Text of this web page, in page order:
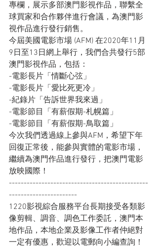
專欄，展示多部澳門影視作品，聯繫全
球買家和合作夥伴進行會議，為澳門影
視作品進行發行銷售。
今屆美國電影市場 (AFM) 在2020年11月
9日至13日網上舉行，我們合共發行5部
澳門影視作品，包括：
-電影長片「情斷心弦」
-電影長片「愛比死更冷」
-紀錄片「告訴世界我來過」
-電影節目「有薪假期-札幌篇」
-電影節目「有薪假期-鳥取篇」
今次我們透過線上參與AFM，希望下年
回復正常後，能參與實體的電影市場，
繼續為澳門作品進行發行，把澳門電影
放映國際！
-----------------------------------------------
-----------------------
1220影視綜合服務平台長期接受各類影
像剪輯、調音、調色工作委託，澳門本
地作品，本地企業及影像工作者仲絕對
一定有優惠，歡迎以電郵向小編查詢！